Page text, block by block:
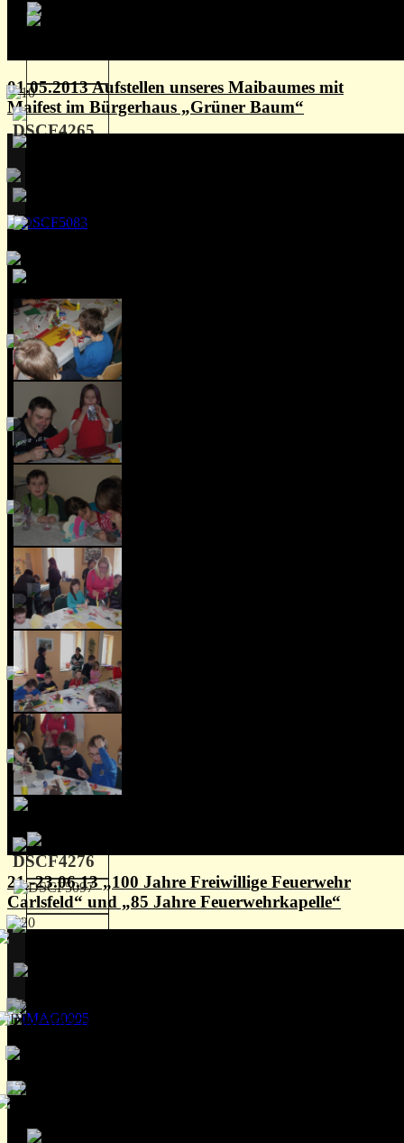
01.05.2013 Aufstellen unseres Maibaumes mit
Maifest im Bürgerhaus „Grüner Baum“
21.-23.06.13 „100 Jahre Freiwillige Feuerwehr
Carlsfeld“ und „85 Jahre Feuerwehrkapelle“